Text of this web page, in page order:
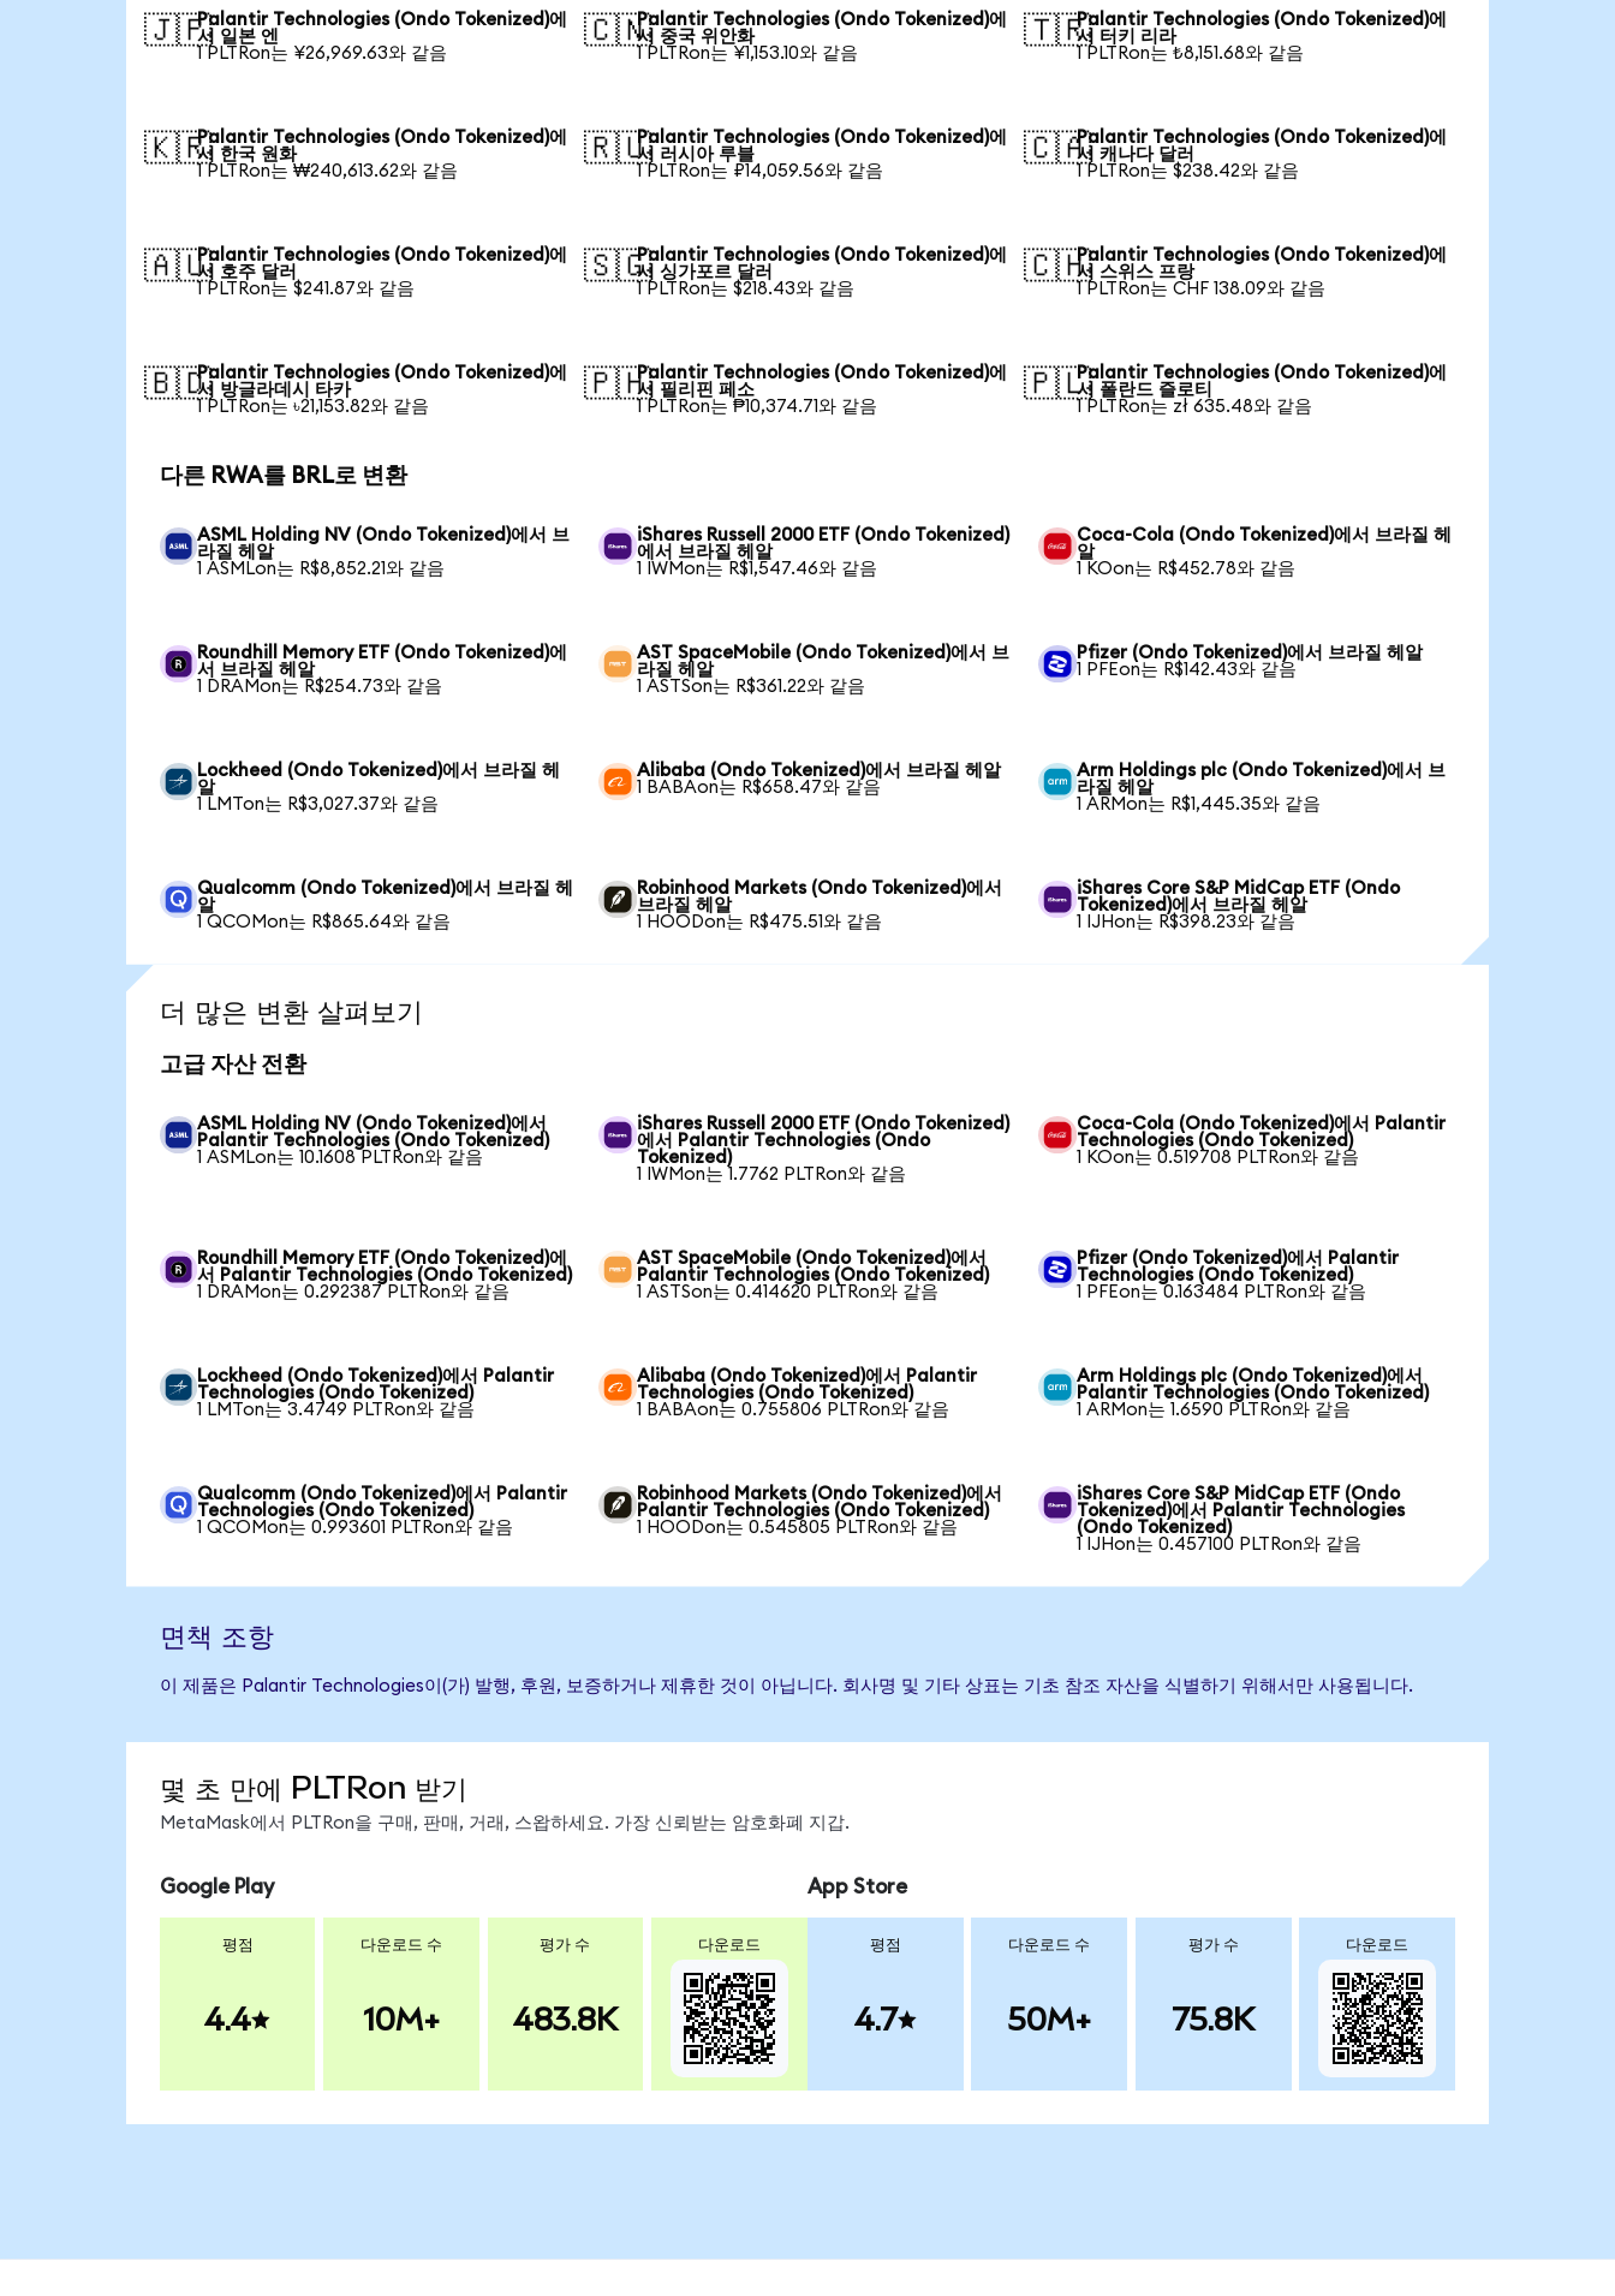
🇯🇵Palantir Technologies (Ondo Tokenized)에
서 일본 엔
1 PLTRon는 ¥26,969.63와 같음
🇨🇳Palantir Technologies (Ondo Tokenized)에
서 중국 위안화
1 PLTRon는 ¥1,153.10와 같음
🇹🇷Palantir Technologies (Ondo Tokenized)에
서 터키 리라
1 PLTRon는 ₺8,151.68와 같음
🇰🇷Palantir Technologies (Ondo Tokenized)에
서 한국 원화
1 PLTRon는 ₩240,613.62와 같음
🇷🇺Palantir Technologies (Ondo Tokenized)에
서 러시아 루블
1 PLTRon는 ₽14,059.56와 같음
🇨🇦Palantir Technologies (Ondo Tokenized)에
서 캐나다 달러
1 PLTRon는 $238.42와 같음
🇦🇺Palantir Technologies (Ondo Tokenized)에
서 호주 달러
1 PLTRon는 $241.87와 같음
🇸🇬Palantir Technologies (Ondo Tokenized)에
서 싱가포르 달러
1 PLTRon는 $218.43와 같음
🇨🇭Palantir Technologies (Ondo Tokenized)에
서 스위스 프랑
1 PLTRon는 CHF 138.09와 같음
🇧🇩Palantir Technologies (Ondo Tokenized)에
서 방글라데시 타카
1 PLTRon는 ৳21,153.82와 같음
🇵🇭Palantir Technologies (Ondo Tokenized)에
서 필리핀 페소
1 PLTRon는 ₱10,374.71와 같음
🇵🇱Palantir Technologies (Ondo Tokenized)에
서 폴란드 즐로티
1 PLTRon는 zł 635.48와 같음
다른 RWA를 BRL로 변환
ASML Holding NV (Ondo Tokenized)에서 브
라질 헤알
1 ASMLon는 R$8,852.21와 같음
iShares Russell 2000 ETF (Ondo Tokenized)
에서 브라질 헤알
1 IWMon는 R$1,547.46와 같음
Coca-Cola (Ondo Tokenized)에서 브라질 헤
알
1 KOon는 R$452.78와 같음
Roundhill Memory ETF (Ondo Tokenized)에
서 브라질 헤알
1 DRAMon는 R$254.73와 같음
AST SpaceMobile (Ondo Tokenized)에서 브
라질 헤알
1 ASTSon는 R$361.22와 같음
Pfizer (Ondo Tokenized)에서 브라질 헤알
1 PFEon는 R$142.43와 같음
Lockheed (Ondo Tokenized)에서 브라질 헤
알
1 LMTon는 R$3,027.37와 같음
Alibaba (Ondo Tokenized)에서 브라질 헤알
1 BABAon는 R$658.47와 같음
Arm Holdings plc (Ondo Tokenized)에서 브
라질 헤알
1 ARMon는 R$1,445.35와 같음
Qualcomm (Ondo Tokenized)에서 브라질 헤
알
1 QCOMon는 R$865.64와 같음
Robinhood Markets (Ondo Tokenized)에서
브라질 헤알
1 HOODon는 R$475.51와 같음
iShares Core S&P MidCap ETF (Ondo
Tokenized)에서 브라질 헤알
1 IJHon는 R$398.23와 같음
더 많은 변환 살펴보기
고급 자산 전환
ASML Holding NV (Ondo Tokenized)에서
Palantir Technologies (Ondo Tokenized)
1 ASMLon는 10.1608 PLTRon와 같음
iShares Russell 2000 ETF (Ondo Tokenized)
에서 Palantir Technologies (Ondo
Tokenized)
1 IWMon는 1.7762 PLTRon와 같음
Coca-Cola (Ondo Tokenized)에서 Palantir
Technologies (Ondo Tokenized)
1 KOon는 0.519708 PLTRon와 같음
Roundhill Memory ETF (Ondo Tokenized)에
서 Palantir Technologies (Ondo Tokenized)
1 DRAMon는 0.292387 PLTRon와 같음
AST SpaceMobile (Ondo Tokenized)에서
Palantir Technologies (Ondo Tokenized)
1 ASTSon는 0.414620 PLTRon와 같음
Pfizer (Ondo Tokenized)에서 Palantir
Technologies (Ondo Tokenized)
1 PFEon는 0.163484 PLTRon와 같음
Lockheed (Ondo Tokenized)에서 Palantir
Technologies (Ondo Tokenized)
1 LMTon는 3.4749 PLTRon와 같음
Alibaba (Ondo Tokenized)에서 Palantir
Technologies (Ondo Tokenized)
1 BABAon는 0.755806 PLTRon와 같음
Arm Holdings plc (Ondo Tokenized)에서
Palantir Technologies (Ondo Tokenized)
1 ARMon는 1.6590 PLTRon와 같음
Qualcomm (Ondo Tokenized)에서 Palantir
Technologies (Ondo Tokenized)
1 QCOMon는 0.993601 PLTRon와 같음
Robinhood Markets (Ondo Tokenized)에서
Palantir Technologies (Ondo Tokenized)
1 HOODon는 0.545805 PLTRon와 같음
iShares Core S&P MidCap ETF (Ondo
Tokenized)에서 Palantir Technologies
(Ondo Tokenized)
1 IJHon는 0.457100 PLTRon와 같음
면책 조항
이 제품은 Palantir Technologies이(가) 발행, 후원, 보증하거나 제휴한 것이 아닙니다. 회사명 및 기타 상표는 기초 참조 자산을 식별하기 위해서만 사용됩니다.
몇 초 만에 PLTRon 받기
MetaMask에서 PLTRon을 구매, 판매, 거래, 스왑하세요. 가장 신뢰받는 암호화폐 지갑.
Google Play
평점
4.4
다운로드 수
10M+
평가 수
483.8K
다운로드
App Store
평점
4.7
다운로드 수
50M+
평가 수
75.8K
다운로드